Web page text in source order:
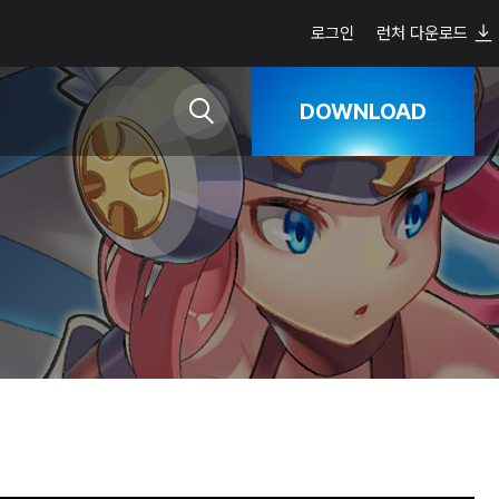
로그인 런처 다운로드
DOWNLOAD
Google Play
App Store